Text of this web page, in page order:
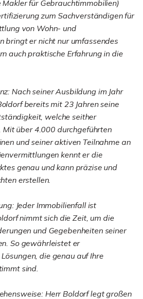
für Gebrauchtimmobilien)
zum Sachverständigen für
von Wohn- und
bringt er nicht nur umfassendes
auch praktische Erfahrung in die
Nach seiner Ausbildung im Jahr
bereits mit 23 Jahren seine
welche seither
Mit über 4.000 durchgeführten
und seiner aktiven Teilnahme an
kennt er die
genau und kann präzise und
erstellen.
Jeder Immobilienfall ist
nimmt sich die Zeit, um die
und Gegebenheiten seiner
So gewährleistet er
die genau auf Ihre
sind.
Herr Boldorf legt großen